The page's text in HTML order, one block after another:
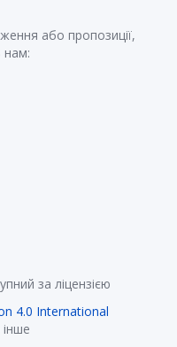
або пропозиції,
нам:
за ліцензією
4.0 International